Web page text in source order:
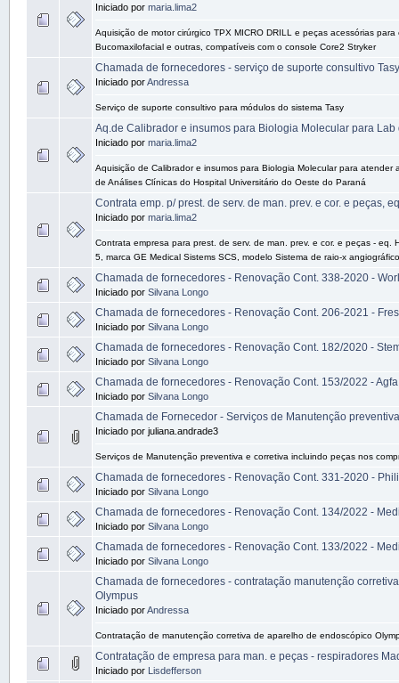
Iniciado por maria.lima2
Aquisição de motor cirúrgico TPX MICRO DRILL e peças acessórias
Bucomaxilofacial e outras, compatíveis com o console Core2 Stryker
Chamada de fornecedores - serviço de suporte consultivo Tasy
Iniciado porAndressa
Serviço de suporte consultivo para módulos do sistema Tasy
Aq.de Calibrador e insumos para Biologia Molecular para Lab
Iniciado por maria.lima2
Aquisição de Calibrador e insumos para Biologia Molecular para atender
de Análises Clínicas do Hospital Universitário do Oeste do Paraná
Contrata emp. p/ prest. de serv. de man. prev. e cor. e peças,
Iniciado por maria.lima2
Contrata empresa para prest. de serv. de man. prev. e cor. e peças - eq.
5, marca GE Medical Sistems SCS, modelo Sistema de raio-x
Chamada de fornecedores - Renovação Cont. 338-2020 -
Iniciado por Silvana Longo
Chamada de fornecedores - Renovação Cont. 206-2021 -
Iniciado por Silvana Longo
Chamada de fornecedores - Renovação Cont. 182/2020 -
Iniciado por Silvana Longo
Chamada de fornecedores - Renovação Cont. 153/2022 -
Iniciado por Silvana Longo
Chamada de Fornecedor - Serviços de Manutenção
Iniciado por juliana.andrade3
Serviços de Manutenção preventiva e corretiva incluindo peças nos
Chamada de fornecedores - Renovação Cont. 331-2020 -
Iniciado por Silvana Longo
Chamada de fornecedores - Renovação Cont. 134/2022 -
Iniciado por Silvana Longo
Chamada de fornecedores - Renovação Cont. 133/2022 -
Iniciado por Silvana Longo
Chamada de fornecedores - contratação manutenção
Olympus
Iniciado porAndressa
Contratação de manutenção corretiva de aparelho de endoscópico
Contratação de empresa para man. e peças - respiradores
Iniciado por Lisdefferson